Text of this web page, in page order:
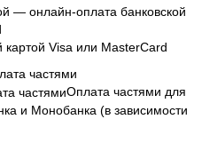
Visa или MasterCard
Оплата частями для
и Монобанка (в зависимости